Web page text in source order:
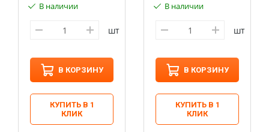
В наличии
шт
В КОРЗИНУ
КУПИТЬ В 1
КЛИК
В наличии
шт
В КОРЗИНУ
КУПИТЬ В 1
КЛИК